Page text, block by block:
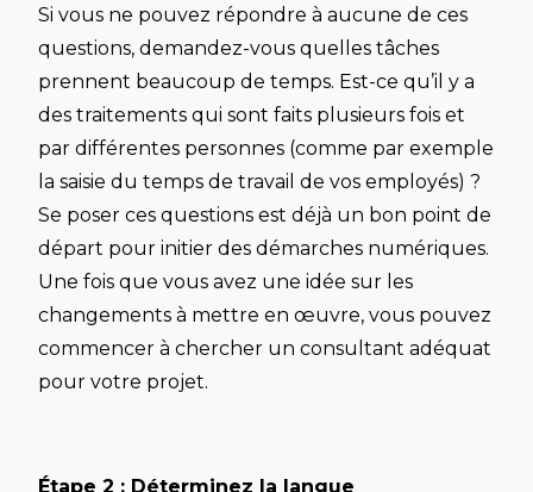
Si vous ne pouvez répondre à aucune de ces
questions, demandez-vous quelles tâches
prennent beaucoup de temps. Est-ce qu’il y a
des traitements qui sont faits plusieurs fois et
par différentes personnes (comme par exemple
la saisie du temps de travail de vos employés) ?
Se poser ces questions est déjà un bon point de
départ pour initier des démarches numériques.
Une fois que vous avez une idée sur les
changements à mettre en œuvre, vous pouvez
commencer à chercher un consultant adéquat
pour votre projet.
Étape 2 : Déterminez la langue